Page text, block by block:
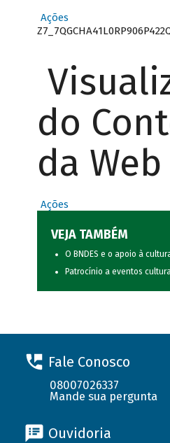
Ações
do
da Web
Ações
VEJA TAMBÉM
O BNDES e o apoio à
Patrocínio a eventos
Fale Conosco
08007026337
Mande sua pergunta
Ouvidoria